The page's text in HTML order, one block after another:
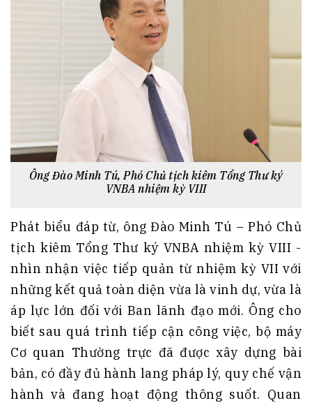
Ông Đào Minh Tú, Phó Chủ tịch kiêm Tổng Thư ký
VNBA nhiệm kỳ VIII
Phát biểu đáp từ, ông Đào Minh Tú – Phó Chủ
tịch kiêm Tổng Thư ký VNBA nhiệm kỳ VIII -
nhìn nhận việc tiếp quản từ nhiệm kỳ VII với
những kết quả toàn diện vừa là vinh dự, vừa là
áp lực lớn đối với Ban lãnh đạo mới. Ông cho
biết sau quá trình tiếp cận công việc, bộ máy
Cơ quan Thường trực đã được xây dựng bài
bản, có đầy đủ hành lang pháp lý, quy chế vận
hành và đang hoạt động thông suốt. Quan